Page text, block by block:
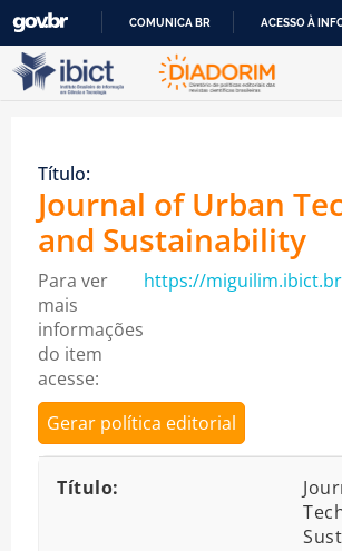
IR
COMUNICA BR ACESSO À
Pular para o conteúdo
Título:
Journal of Urban
and Sustainability
Para ver
mais
informações
do item
acesse:
https://
Gerar política editorial
Título: